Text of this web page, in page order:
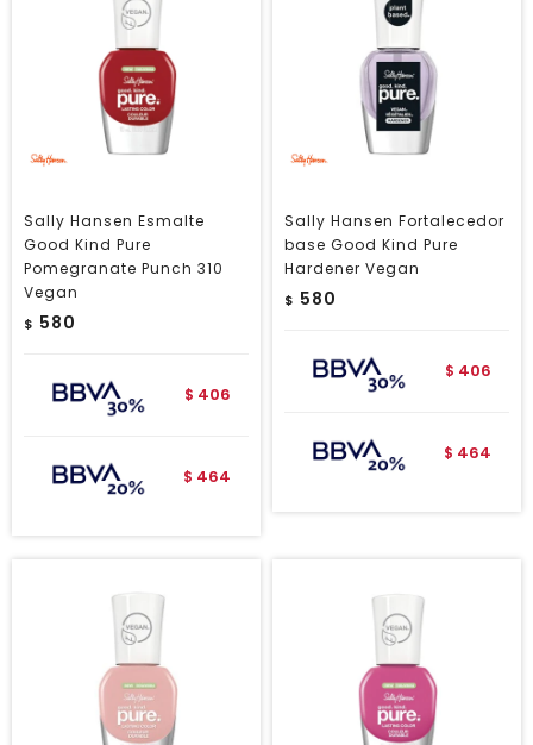
Sally Hansen Esmalte
Good Kind Pure
Pomegranate Punch 310
Vegan
$ 580
$ 406
$ 464
Sally Hansen Fortalecedor
base Good Kind Pure
Hardener Vegan
$ 580
$ 406
$ 464